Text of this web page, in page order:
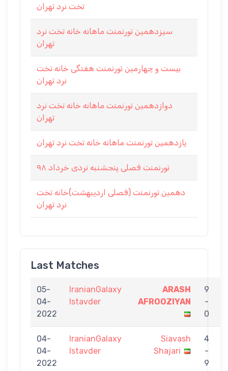
تخت نرد تهران
سيزدهمين تورنمنت ماهانه خانه تخت نرد
تهران
بیست و چهارمین تورنمنت هفتگی خانه تخت
نرد تهران
دوازدهمين تورنمنت ماهانه خانه تخت نرد
تهران
يازدهمين تورنمنت ماهانه خانه تخت نرد تهران
تورنمنت فصلی پنجشنبه نردی خرداد ۹۸
دهمین تورنمنت (فصلی اردیبهشت)خانه تخت
نرد تهران
Last Matches
05-
04-
2022
IranianGalaxy
Istavder
ARASH
AFROOZIYAN
9
-
0
04-
04-
2022
IranianGalaxy
Istavder
Siavash
Shajari
4
-
9